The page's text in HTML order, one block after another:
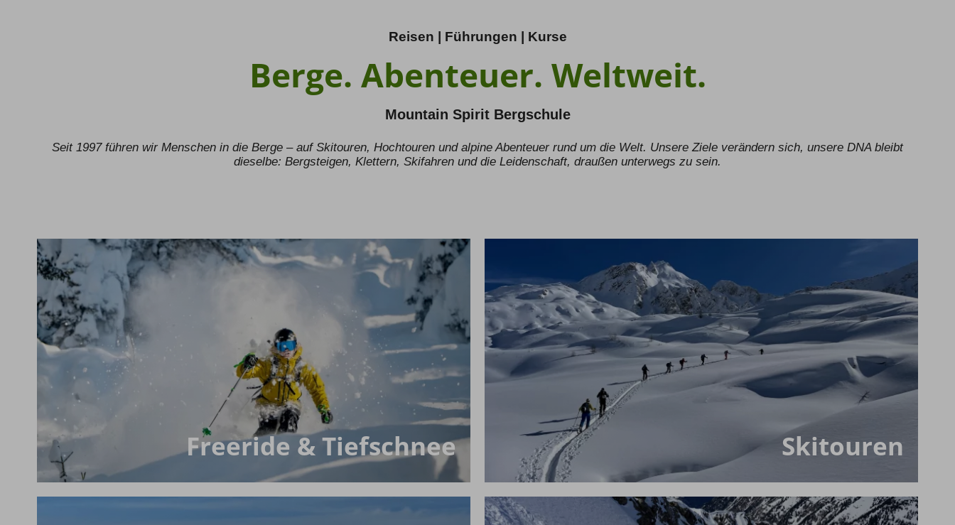
Reisen | Führungen | Kurse
Berge. Abenteuer. Weltweit.
Mountain Spirit Bergschule
Seit 1997 führen wir Menschen in die Berge – auf Skitouren, Hochtouren und alpine Abenteuer rund um die Welt. Unsere Ziele verändern sich, unsere DNA bleibt
dieselbe: Bergsteigen, Klettern, Skifahren und die Leidenschaft, draußen unterwegs zu sein.
Freeride & Tiefschnee Skitouren